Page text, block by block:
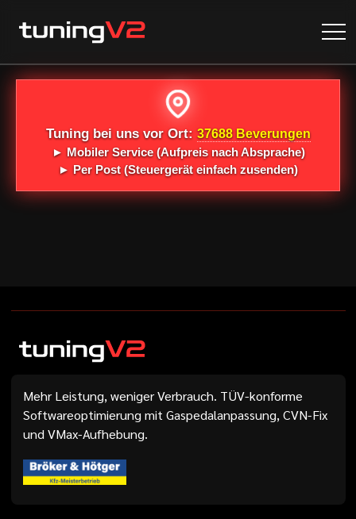
Tuning bei uns vor Ort: 37688 Beverungen
► Mobiler Service(Aufpreis nach Absprache)
►Per Post(Steuergerät einfach zusenden)
Mehr Leistung, weniger Verbrauch. TÜV-konforme
Softwareoptimierung mit Gaspedalanpassung, CVN-Fix
und VMax-Aufhebung.